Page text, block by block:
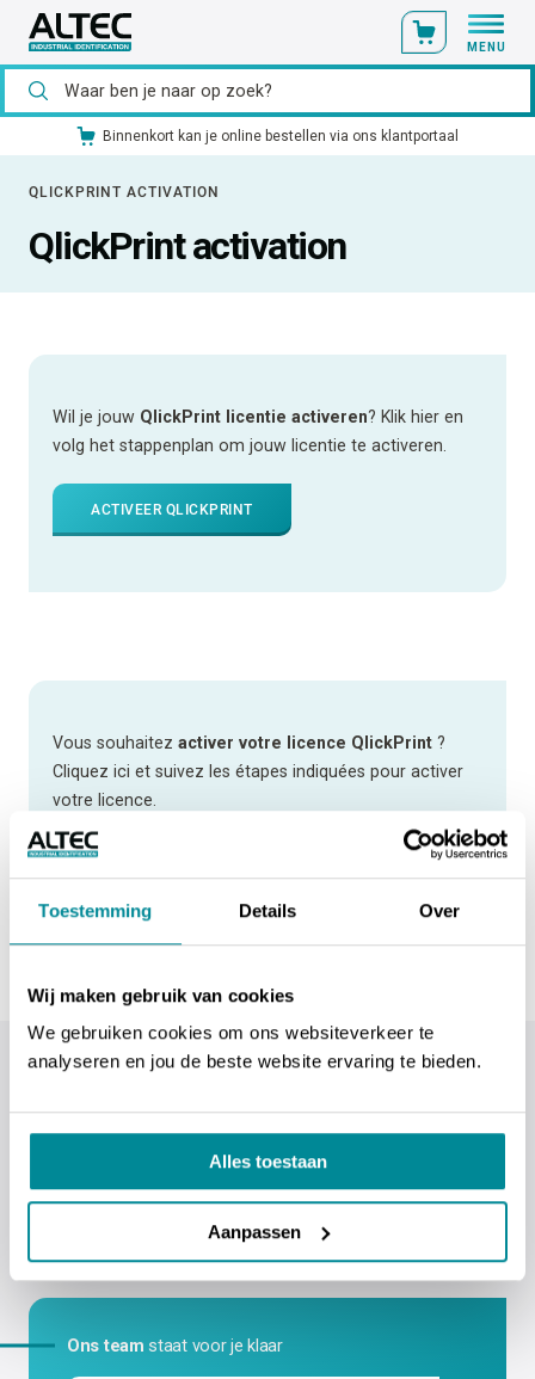
Toestemming Details Over
Wij maken gebruik van cookies
We gebruiken cookies om ons websiteverkeer te
analyseren en jou de beste website ervaring te bieden.
Alles toestaan
Aanpassen
MENU
Binnenkort kan je online bestellen via ons klantportaal
QLICKPRINT ACTIVATION
QlickPrint activation
Wil je jouw QlickPrint licentie activeren? Klik hier en
volg het stappenplan om jouw licentie te activeren.
ACTIVEER QLICKPRINT
Vous souhaitez activer votre licence QlickPrint ?
Cliquez ici et suivez les étapes indiquées pour activer
votre licence.
Erasmuslaan 11 - 1804 Eppegem - Cargovil
Ons team staat voor je klaar